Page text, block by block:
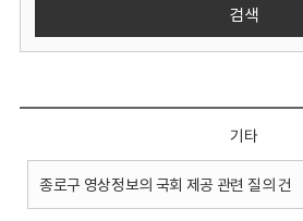
검색
기타
종로구 영상정보의 국회 제공 관련 질의 건